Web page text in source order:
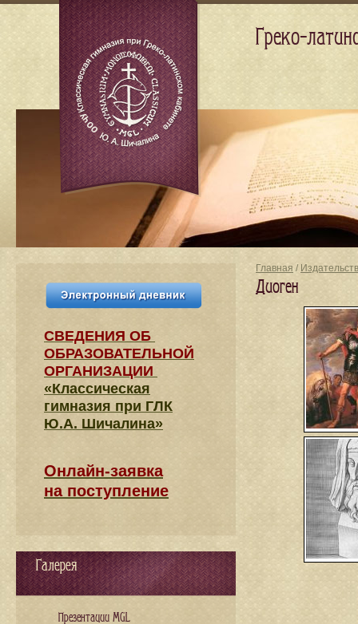
Главная /
Диоген
СВЕДЕНИЯ​ ОБ
ОБРАЗОВАТЕЛЬНОЙ
ОРГАНИЗАЦИИ
«Классическая
гимназия при ГЛК
Ю.А. Шичалина»
Онлайн-заявка
на поступление
Галерея
Презентации MGL
Греко-